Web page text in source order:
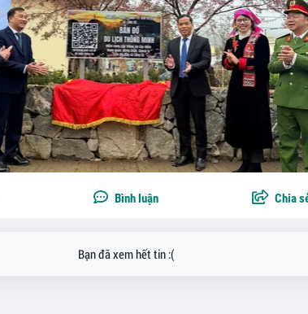
Bình luận Chia
Bạn đã xem hết tin :(